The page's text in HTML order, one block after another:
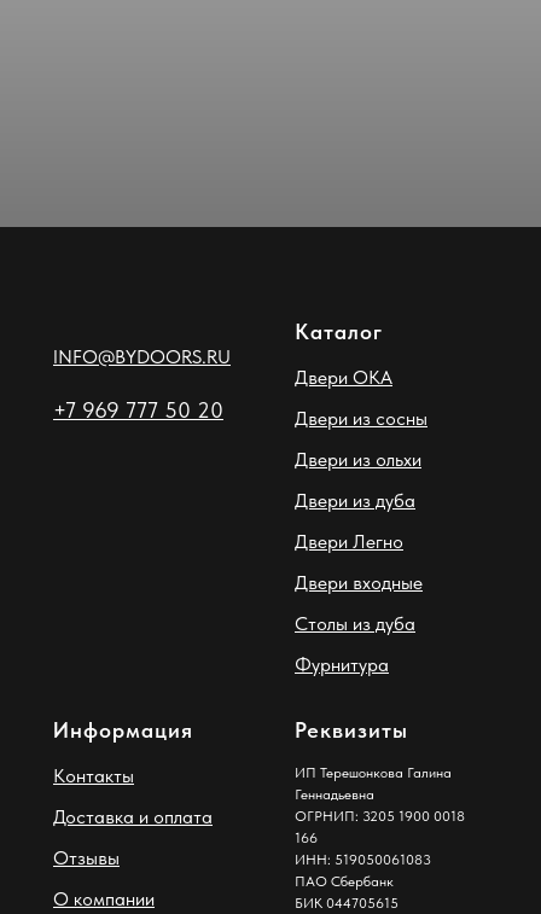
INFO@BYDOORS.RU
+7 969 777 50 20
Каталог
Двери ОКА
Двери из сосны
Двери из ольхи
Двери из дуба
Двери Легно
Двери входные
Столы из дуба
Фурнитура
Информация
Контакты
Доставка и оплата
Отзывы
О компании
Реквизиты
ИП Терешонкова Галина
Геннадьевна
ОГРНИП: 3205 1900 0018
166
ИНН: 519050061083
ПАО Сбербанк
БИК 044705615